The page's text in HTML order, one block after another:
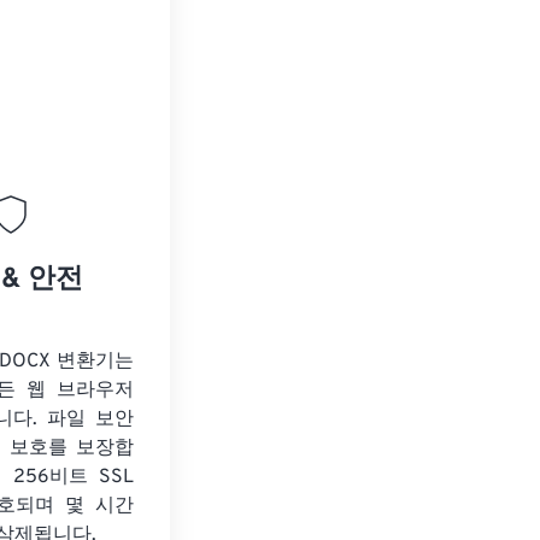
안전
변환기는
웹 브라우저
다. 파일 보안
보호를 보장합
256비트 SSL
되며 몇 시간
제됩니다.